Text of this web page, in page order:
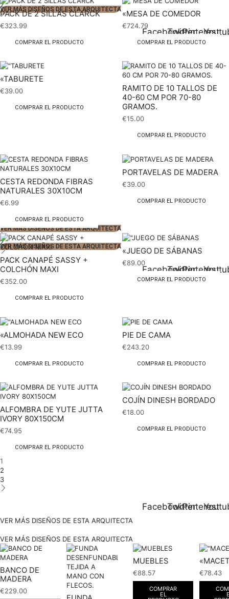
2
FacebookTwitterPinterest
VER MÁS DISEÑOS DE ESTA ARQUITECTA
PACK DE 2 SILLAS CLARCK
€323.99
COMPRAR EL PRODUCTO
«MESA DE COMEDOR
€724.79
COMPRAR EL PRODUCTO
«TABURETE
€39.00
COMPRAR EL PRODUCTO
RAMITO DE 10 TALLOS DE
40-60 CM POR 70-80
GRAMOS.
€15.00
COMPRAR EL PRODUCTO
CESTA REDONDA FIBRAS
NATURALES 30X10CM
€6.99
COMPRAR EL PRODUCTO
PORTAVELAS DE MADERA
€39.00
COMPRAR EL PRODUCTO
1
2
FacebookTwitterPinterest
VER MÁS DISEÑOS DE ESTA ARQUITECTA
VER MÁS DISEÑOS DE ESTA ARQUITECTA
PACK CANAPÉ SASSY +
COLCHÓN MAXI
€352.00
COMPRAR EL PRODUCTO
«JUEGO DE SÁBANAS
€89.00
COMPRAR EL PRODUCTO
«ALMOHADA NEW ECO
€13.99
COMPRAR EL PRODUCTO
PIE DE CAMA
€243.20
COMPRAR EL PRODUCTO
ALFOMBRA DE YUTE JUTTA
IVORY 80X150CM
€74.95
COMPRAR EL PRODUCTO
COJÍN DINESH BORDADO
€18.00
COMPRAR EL PRODUCTO
1
2
3
FacebookTwitterPinterest
VER MÁS DISEÑOS DE ESTA ARQUITECTA
VER MÁS DISEÑOS DE ESTA ARQUITECTA
BANCO DE
MADERA
€229.00
MUEBLES
€88.57
COMPRAR
EL
€78.43